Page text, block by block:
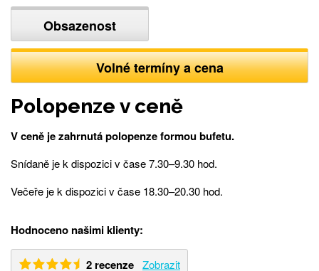
Obsazenost
Volné termíny a cena
Polopenze v ceně
V ceně je zahrnutá polopenze formou bufetu.
Snídaně je k dispozici v čase 7.30–9.30 hod.
Večeře je k dispozici v čase 18.30–20.30 hod.
Hodnoceno našimi klienty:
2 recenze Zobrazit